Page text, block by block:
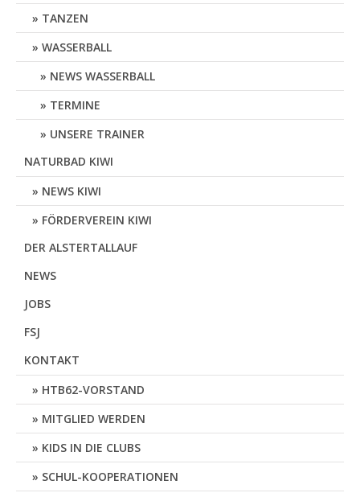
TANZEN
WASSERBALL
NEWS WASSERBALL
TERMINE
UNSERE TRAINER
NATURBAD KIWI
NEWS KIWI
FÖRDERVEREIN KIWI
DER ALSTERTALLAUF
NEWS
JOBS
FSJ
KONTAKT
HTB62-VORSTAND
MITGLIED WERDEN
KIDS IN DIE CLUBS
SCHUL-KOOPERATIONEN